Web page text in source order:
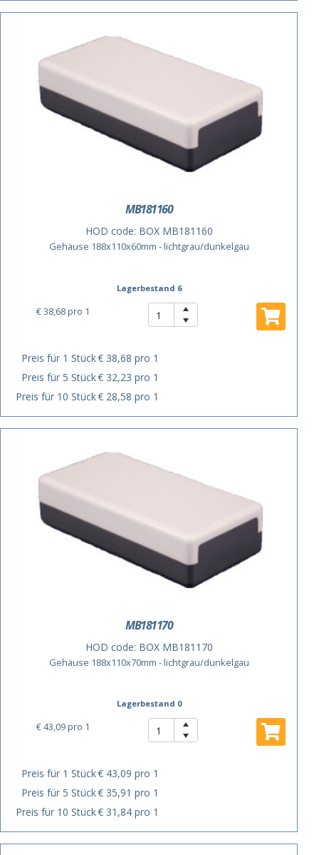
MB181160
HOD code: BOX MB181160
Gehäuse 188x110x60mm - lichtgrau/dunkelgau
Lagerbestand 6
€ 38,68pro 1
Preis für 1 Stück€ 38,68 pro 1
Preis für 5 Stück€ 32,23 pro 1
Preis für 10 Stück€ 28,58 pro 1
MB181170
HOD code: BOX MB181170
Gehäuse 188x110x70mm - lichtgrau/dunkelgau
Lagerbestand 0
€ 43,09pro 1
Preis für 1 Stück€ 43,09 pro 1
Preis für 5 Stück€ 35,91 pro 1
Preis für 10 Stück€ 31,84 pro 1